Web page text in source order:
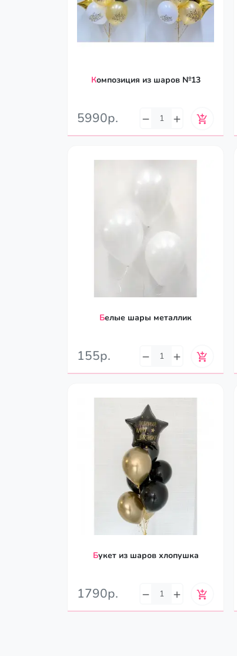
Композиция из шаров №13
5990р.
Белые шары металлик
155р.
Букет из шаров хлопушка
1790р.